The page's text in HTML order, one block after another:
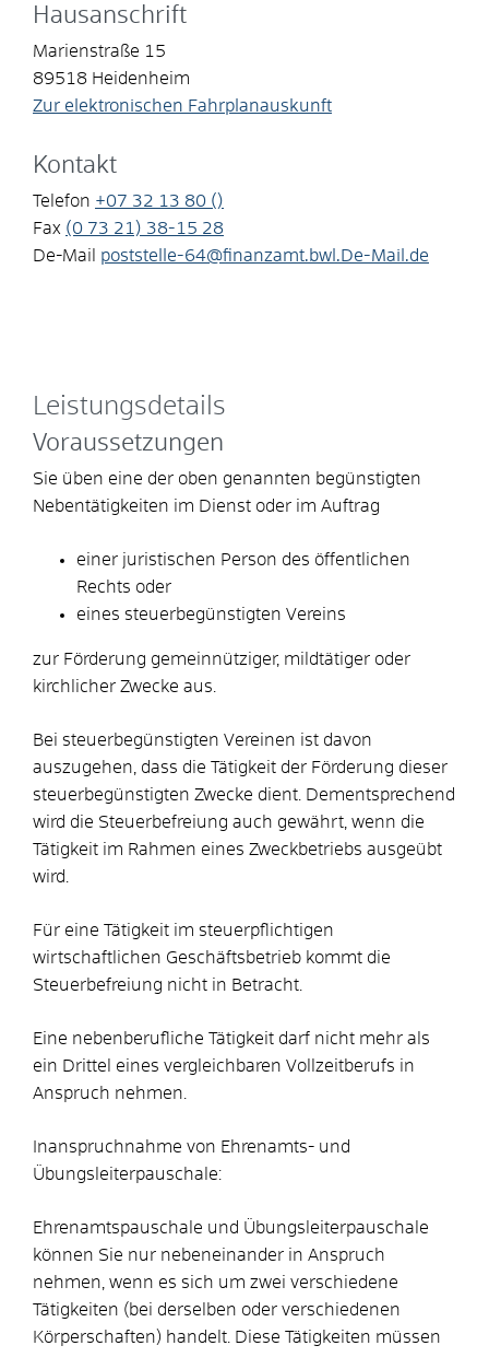
Hausanschrift
Marienstraße 15
89518 Heidenheim
Zur elektronischen Fahrplanauskunft
Kontakt
Telefon +07 32 13 80 ()
Fax (0 73 21) 38-15 28
De-Mail
poststelle-64@finanzamt.bwl.De-Mail.de
Leistungsdetails
Voraussetzungen
Sie üben eine der oben genannten begünstigten
Nebentätigkeiten im Dienst oder im Auftrag
einer juristischen Person des öffentlichen
Rechts oder
eines steuerbegünstigten Vereins
zur Förderung gemeinnütziger, mildtätiger oder
kirchlicher Zwecke aus.
Bei steuerbegünstigten Vereinen ist davon
auszugehen, dass die Tätigkeit der Förderung dieser
steuerbegünstigten Zwecke dient. Dementsprechend
wird die Steuerbefreiung auch gewährt, wenn die
Tätigkeit im Rahmen eines Zweckbetriebs ausgeübt
wird.
Für eine Tätigkeit im steuerpflichtigen
wirtschaftlichen Geschäftsbetrieb kommt die
Steuerbefreiung nicht in Betracht.
Eine nebenberufliche Tätigkeit darf nicht mehr als
ein Drittel eines vergleichbaren Vollzeitberufs in
Anspruch nehmen.
Inanspruchnahme von Ehrenamts- und
Übungsleiterpauschale:
Ehrenamtspauschale und Übungsleiterpauschale
können Sie nur nebeneinander in Anspruch
nehmen, wenn es sich um zwei verschiedene
Tätigkeiten (bei derselben oder verschiedenen
Körperschaften) handelt. Diese Tätigkeiten müssen